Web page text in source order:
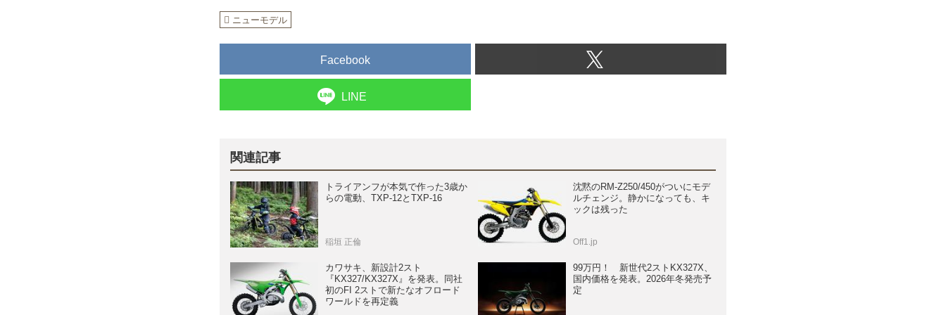
ニューモデル
Facebook
LINE
関連記事
トライアンフが本気で作った3歳か
らの電動、TXP-12とTXP-16
稲垣 正倫
沈黙のRM-Z250/450がついにモデ
ルチェンジ。静かになっても、キ
ックは残った
Off1.jp
カワサキ、新設計2スト
『KX327/KX327X』を発表。同社
初のFI 2ストで新たなオフロード
ワールドを再定義
99万円！ 新世代2ストKX327X、
国内価格を発表。2026年冬発売予
定